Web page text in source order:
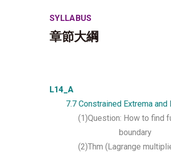
SYLLABUS
章節大綱
L14_A
7.7 Constrained Extrema and
(1)Question: How to find
boundary
(2)Thm (Lagrange